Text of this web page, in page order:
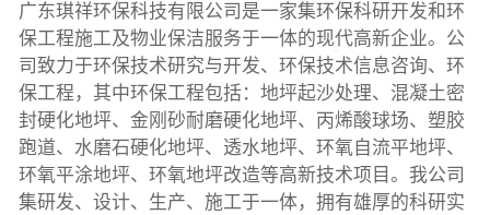
广东琪祥环保科技有限公司是一家集环保科研开发和环
保工程施工及物业保洁服务于一体的现代高新企业。公
司致力于环保技术研究与开发、环保技术信息咨询、环
保工程，其中环保工程包括：地坪起沙处理、混凝土密
封硬化地坪、金刚砂耐磨硬化地坪、丙烯酸球场、塑胶
跑道、水磨石硬化地坪、透水地坪、环氧自流平地坪、
环氧平涂地坪、环氧地坪改造等高新技术项目。我公司
集研发、设计、生产、施工于一体，拥有雄厚的科研实